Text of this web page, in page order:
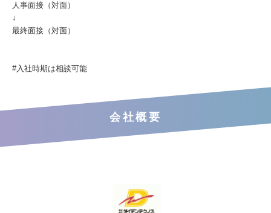
人事面接（対面）
↓
最終面接（対面）
#入社時期は相談可能
会社概要